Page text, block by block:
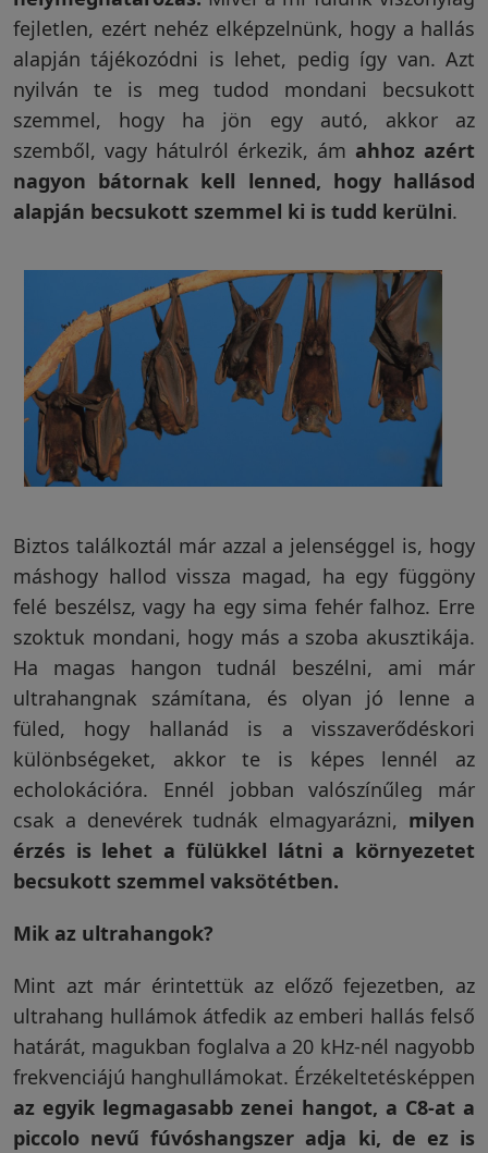
Szakértői
blog
Légy
viszonteladó!
Szállítás,
szerviz
Kapcsolatfelvétel
Regisztráció/Belépés
fejletlen, ezért nehéz elképzelnünk, hogy a hallás
alapján tájékozódni is lehet, pedig így van. Azt
nyilván te is meg tudod mondani becsukott
szemmel, hogy ha jön egy autó, akkor az
szemből, vagy hátulról érkezik, ám ahhoz azért
nagyon bátornak kell lenned, hogy hallásod
alapján becsukott szemmel ki is tudd kerülni.
Biztos találkoztál már azzal a jelenséggel is, hogy
máshogy hallod vissza magad, ha egy függöny
felé beszélsz, vagy ha egy sima fehér falhoz. Erre
szoktuk mondani, hogy más a szoba akusztikája.
Ha magas hangon tudnál beszélni, ami már
ultrahangnak számítana, és olyan jó lenne a
füled, hogy hallanád is a visszaverődéskori
különbségeket, akkor te is képes lennél az
echolokációra. Ennél jobban valószínűleg már
csak a denevérek tudnák elmagyarázni, milyen
érzés is lehet a fülükkel látni a környezetet
becsukott szemmel vaksötétben.
Mik az ultrahangok?
Mint azt már érintettük az előző fejezetben, az
ultrahang hullámok átfedik az emberi hallás felső
határát, magukban foglalva a 20 kHz-nél nagyobb
frekvenciájú hanghullámokat. Érzékeltetésképpen
az egyik legmagasabb zenei hangot, a C8-at a
piccolo nevű fúvóshangszer adja ki, de ez is